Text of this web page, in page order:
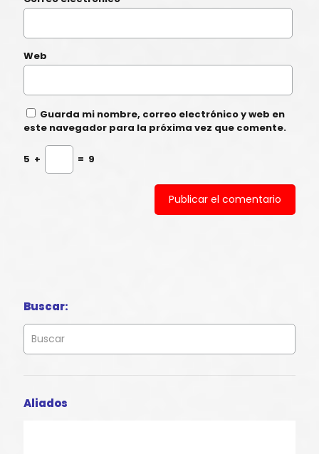
Web
Guarda mi nombre, correo electrónico y web en
este navegador para la próxima vez que comente.
5 + = 9
Buscar:
Aliados